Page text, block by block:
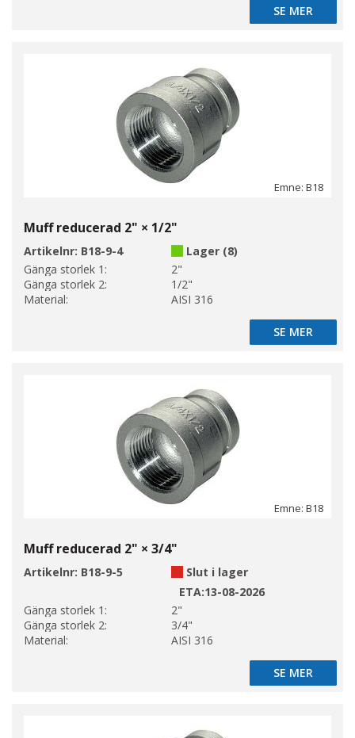
SE MER
SE MER
Emne: B18
Muff reducerad 2" × 1/2"
Artikelnr: B18-9-4
Lager (8)
Gänga storlek 1:
2"
Gänga storlek 2:
1/2"
Material:
AISI 316
SE MER
SE MER
Emne: B18
Muff reducerad 2" × 3/4"
Artikelnr: B18-9-5
Slut i lager
ETA:13-08-2026
Gänga storlek 1:
2"
Gänga storlek 2:
3/4"
Material:
AISI 316
SE MER
SE MER